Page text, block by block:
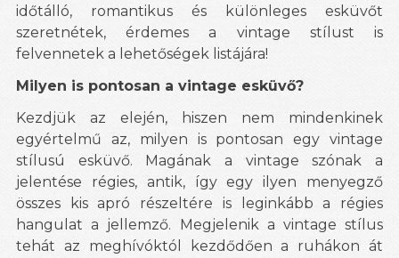
időtálló, romantikus és különleges esküvőt
szeretnétek, érdemes a vintage stílust is
felvennetek a lehetőségek listájára!
Milyen is pontosan a vintage esküvő?
Kezdjük az elején, hiszen nem mindenkinek
egyértelmű az, milyen is pontosan egy vintage
stílusú esküvő. Magának a vintage szónak a
jelentése régies, antik, így egy ilyen menyegző
összes kis apró részeltére is leginkább a régies
hangulat a jellemző. Megjelenik a vintage stílus
tehát az meghívóktól kezdődően a ruhákon át